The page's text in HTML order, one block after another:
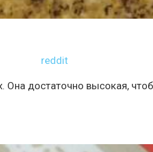
reddit
достаточно высокая,